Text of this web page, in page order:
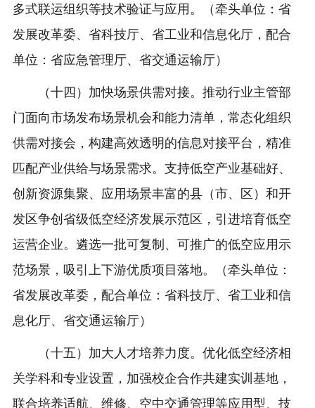
多式联运组织等技术验证与应用。（牵头单位：省
发展改革委、省科技厅、省工业和信息化厅，配合
单位：省应急管理厅、省交通运输厅）
（十四）加快场景供需对接。推动行业主管部
门面向市场发布场景机会和能力清单，常态化组织
供需对接会，构建高效透明的信息对接平台，精准
匹配产业供给与场景需求。支持低空产业基础好、
创新资源集聚、应用场景丰富的县（市、区）和开
发区争创省级低空经济发展示范区，引进培育低空
运营企业。遴选一批可复制、可推广的低空应用示
范场景，吸引上下游优质项目落地。（牵头单位：
省发展改革委，配合单位：省科技厅、省工业和信
息化厅、省交通运输厅）
（十五）加大人才培养力度。优化低空经济相
关学科和专业设置，加强校企合作共建实训基地，
联合培养适航、维修、空中交通管理等应用型、技